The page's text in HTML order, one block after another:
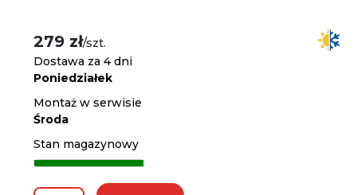
279 zł/szt.
Dostawa za 4 dni
Poniedziałek
Montaż w serwisie
Środa
Stan magazynowy